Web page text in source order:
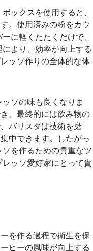
ックスを使用すると、
。使用済みの粉をカウ
に軽くたたくだけで、
より、効率が向上する
ッソ作りの全体的な体
ソの味も良くなりま
、最終的には飲み物の
バリスタは技術を磨
中できます。したがっ
を作るための貴重なツ
ッソ愛好家にとって貴
を作る過程で衛生を保
ヒーの風味が向上する